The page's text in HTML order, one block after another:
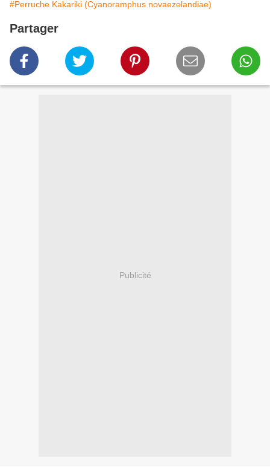
#Perruche Kakariki (Cyanoramphus novaezelandiae)
Partager
Publicité